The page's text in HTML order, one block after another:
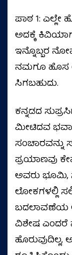
ಪಾಠ 1:
ಅದಕ್ಕೆ
ಇನ್ನೊಬ್ಬರ
ನಮಗೂ ಹೊಸ
ಸಿಗಬಹುದು.
ಕನ್ನಡದ
ಮೀಟಿದವ
ಸಂಚಾರವನ್ನು
ಪ್ರಯಾಣವು
ಅವರು ಭೂಮಿ,
ಲೋಕಗಳಲ್ಲಿ
ಬದಲಾವಣೆಯ
ವಿಶೇಷ ಎಂದರೆ